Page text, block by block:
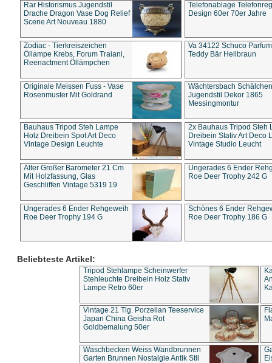
Rar Historismus Jugendstil
Drache Dragon Vase Dog Relief
Scene Art Nouveau 1880
Telefonablage
Design 60er 70er Jahre
Zodiac - Tierkreiszeichen
Öllampe Krebs, Forum Traiani,
Reenactment Öllämpchen
Va 34122 Schuco
Teddy Bär Hellbraun
Originale Meissen Fuss - Vase
Rosenmuster Mit Goldrand
Wächtersbach Schälchen
Jugendstil Dekor 1865
Messingmontur
Bauhaus Tripod Steh Lampe
Holz Dreibein Spot Art Deco
Vintage Design Leuchte
2x Bauhaus Tripod Steh
Dreibein Stativ Art Deco
Vintage Studio Leucht
Alter Großer Barometer 21 Cm
Mit Holzfassung, Glas
Geschliffen Vintage 5319 19
Ungerades 6 Ender
Roe Deer Trophy 242 G
Ungerades 6 Ender Rehgeweih
Roe Deer Trophy 194 G
Schönes 6 Ender
Roe Deer Trophy 186 G
Beliebteste Artikel:
Tripod Stehlampe Scheinwerfer
Stehleuchte Dreibein Holz Stativ
Lampe Retro 60er
Vintage 21 Tlg. Porzellan Teeservice
Japan China Geisha Rot
Goldbemalung 50er
Waschbecken Weiss Wandbrunnen
Garten Brunnen Nostalgie Antik Stil